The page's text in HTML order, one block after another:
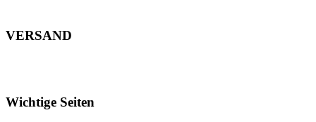
VERSAND
Wichtige Seiten